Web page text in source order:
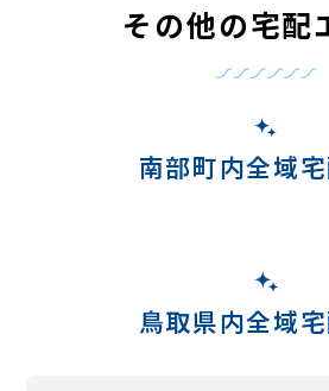
その他の宅配
南部町内全域
鳥取県内全域